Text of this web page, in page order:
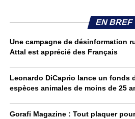
EN BREF
Une campagne de désinformation
Attal est apprécié des Français
Leonardo DiCaprio lance un fonds
espèces animales de moins de 25
Gorafi Magazine : Tout plaquer